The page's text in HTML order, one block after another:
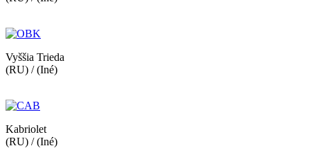
Vyššia Trieda
(RU) / (Iné)
Kabriolet
(RU) / (Iné)